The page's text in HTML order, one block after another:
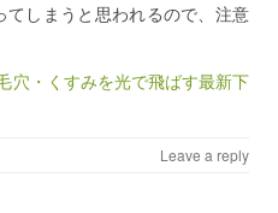
しまうと思われるので、注意
穴・くすみを光で飛ばす最新下
Leave a reply